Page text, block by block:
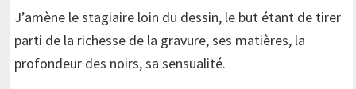
J’amène le stagiaire loin du dessin, le but étant de tirer
parti de la richesse de la gravure, ses matières, la
profondeur des noirs, sa sensualité.